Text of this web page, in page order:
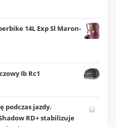
14L Exp Sl Maron-
Ib Rc1
podczas jazdy.
RD+ stabilizuje